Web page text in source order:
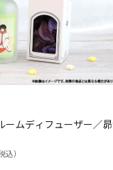
ームディフューザー／